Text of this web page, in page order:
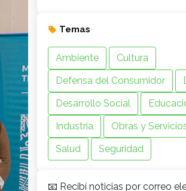
Temas
Ambiente
Cultura
Defensa del Consumidor
Desarrollo Social
Industria
Obras y
Salud
Seguridad
📧 Recibí noticias por correo